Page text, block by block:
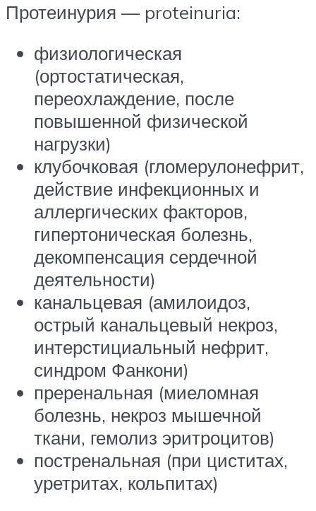
Протеинурия — proteinuria:
физиологическая
(ортостатическая,
переохлаждение, после
повышенной физической
нагрузки)
клубочковая (гломерулонефрит,
действие инфекционных и
аллергических факторов,
гипертоническая болезнь,
декомпенсация сердечной
деятельности)
канальцевая (амилоидоз,
острый канальцевый некроз,
интерстициальный нефрит,
синдром Фанкони)
преренальная (миеломная
болезнь, некроз мышечной
ткани, гемолиз эритроцитов)
постренальная (при циститах,
уретритах, кольпитах)